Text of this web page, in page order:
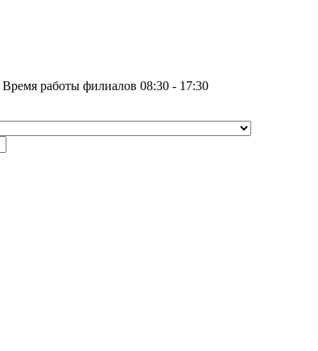
Время работы филиалов 08:30 - 17:30